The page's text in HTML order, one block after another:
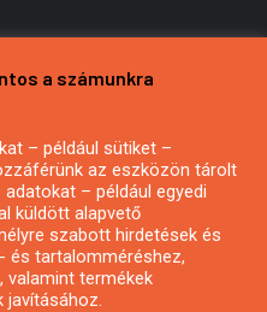
hírlevél
a számunkra
– például sütiket –
az eszközön tárolt
– például egyedi
küldött alapvető
szabott hirdetések és
és tartalomméréshez,
valamint termékek
javításához.